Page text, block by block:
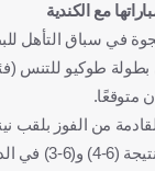
مع الكندية
في سباق التأهل
متوقعًا.
من الفوز بلقب
فرنانديز،